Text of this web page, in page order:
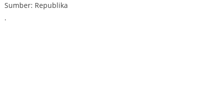
Sumber: Republika
.